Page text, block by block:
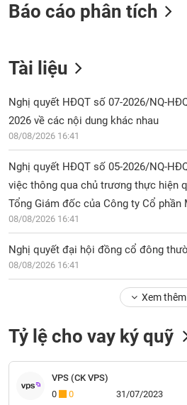
Báo cáo phân tích
Tài liệu
Nghị quyết HĐQT số 07-2026/NQ-
2026 về các nội dung khác nhau
08/08/2026 16:41
Nghị quyết HĐQT số 05-2026/NQ-
việc thông qua chủ trương thực hiện
Tổng Giám đốc của Công ty Cổ phần
08/08/2026 16:41
Nghị quyết đại hội đồng cổ đông
08/08/2026 16:41
Xem thêm
Tỷ lệ cho vay ký quỹ
VPS (CK VPS)
0
0 31/07/2023